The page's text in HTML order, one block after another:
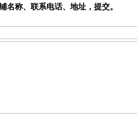
称、联系电话、地址，提交。